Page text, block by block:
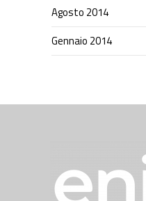
Agosto 2014
Gennaio 2014